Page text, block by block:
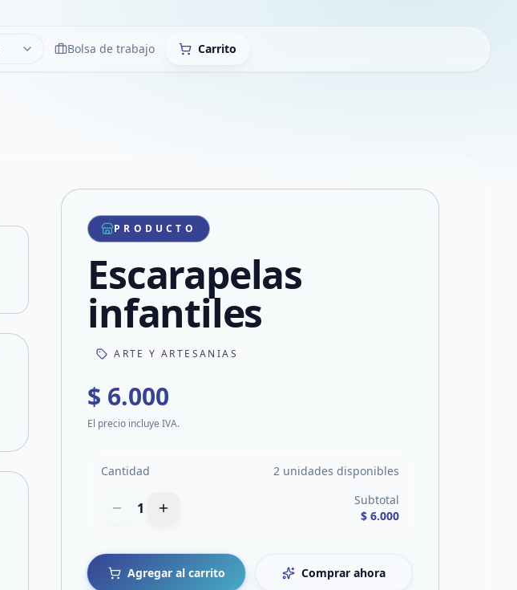
LimpiarBolsa de trabajo Carrito
Compartir producto
Compartir por WhatsApp
Compartir por mail
Compartir en Facebook
Compartir en X
PRODUCTO
Escarapelas
infantiles
ARTE Y ARTESANIAS
$ 6.000
El precio incluye IVA.
Cantidad 2 unidades disponibles
1
Subtotal
$ 6.000
Agregar al carrito Comprar ahora